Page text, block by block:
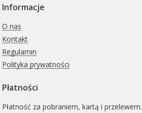
Informacje
O nas
Kontakt
Regulamin
Polityka prywatności
Płatności
Płatność za pobraniem, kartą i przelewem.